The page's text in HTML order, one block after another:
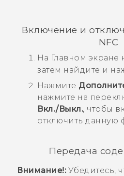
Включение и
NFC
На Главном экране
затем найдите и
Нажмите
нажмите на
Вкл./Выкл., чтобы
отключить данную
Передача
Внимание!:Убедитесь,